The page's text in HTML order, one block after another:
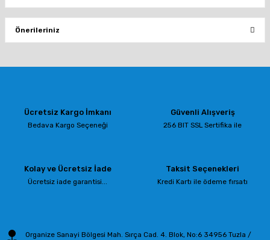
Bu ürüne ilk yorumu siz yapın!
Yorum Yaz
Önerileriniz
Ürün resmi kalitesiz, bozuk veya görüntülenemiyor.
Ürün fiyatı diğer sitelerden daha pahalı.
Ücretsiz Kargo İmkanı
Bedava Kargo Seçeneği
Güvenli Alışveriş
256 BIT SSL Sertifika ile
Kolay ve Ücretsiz İade
Ücretsiz iade garantisi...
Taksit Seçenekleri
Kredi Kartı ile ödeme fırsatı
Organize Sanayi Bölgesi Mah. Sırça Cad. 4. Blok, No:6 34956 Tuzla /